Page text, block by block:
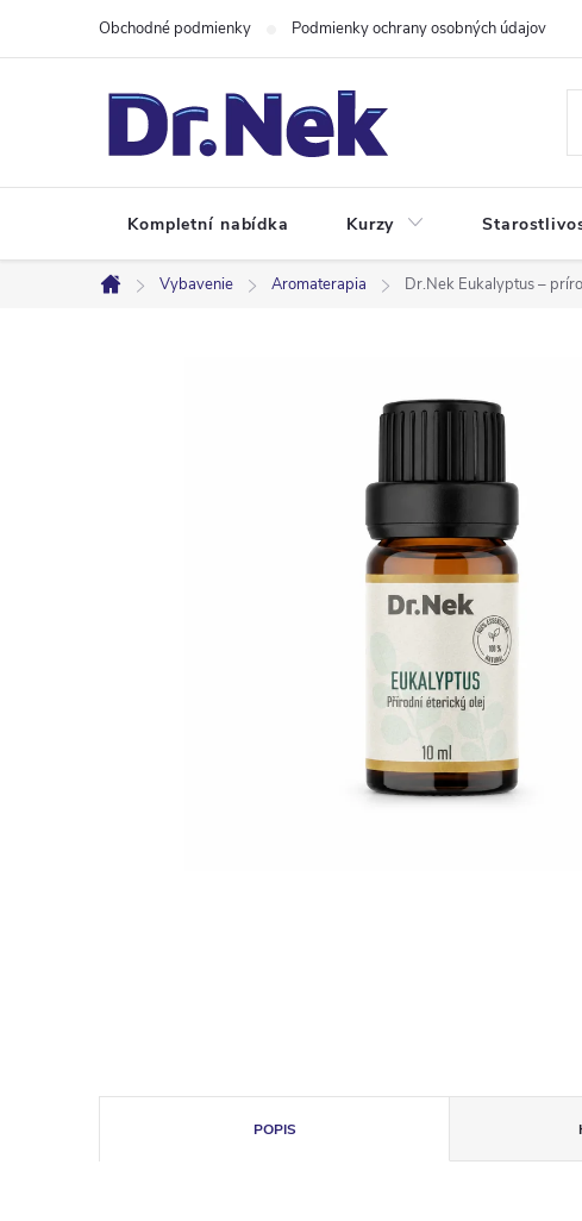
Obchodné podmienky Podmienky ochrany osobných údajov
Kompletní nabídka Kurzy
Domov
Vybavenie Aromaterapia Dr.Nek Eukalyptus –
POPIS